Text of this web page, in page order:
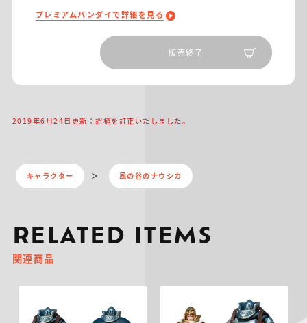
プレミアムバンダイで詳細を見る
販売終了
2019年6月24日更新：誤植を訂正いたしました。
キャラクター 風の谷のナウシカ
RELATED ITEMS
関連商品